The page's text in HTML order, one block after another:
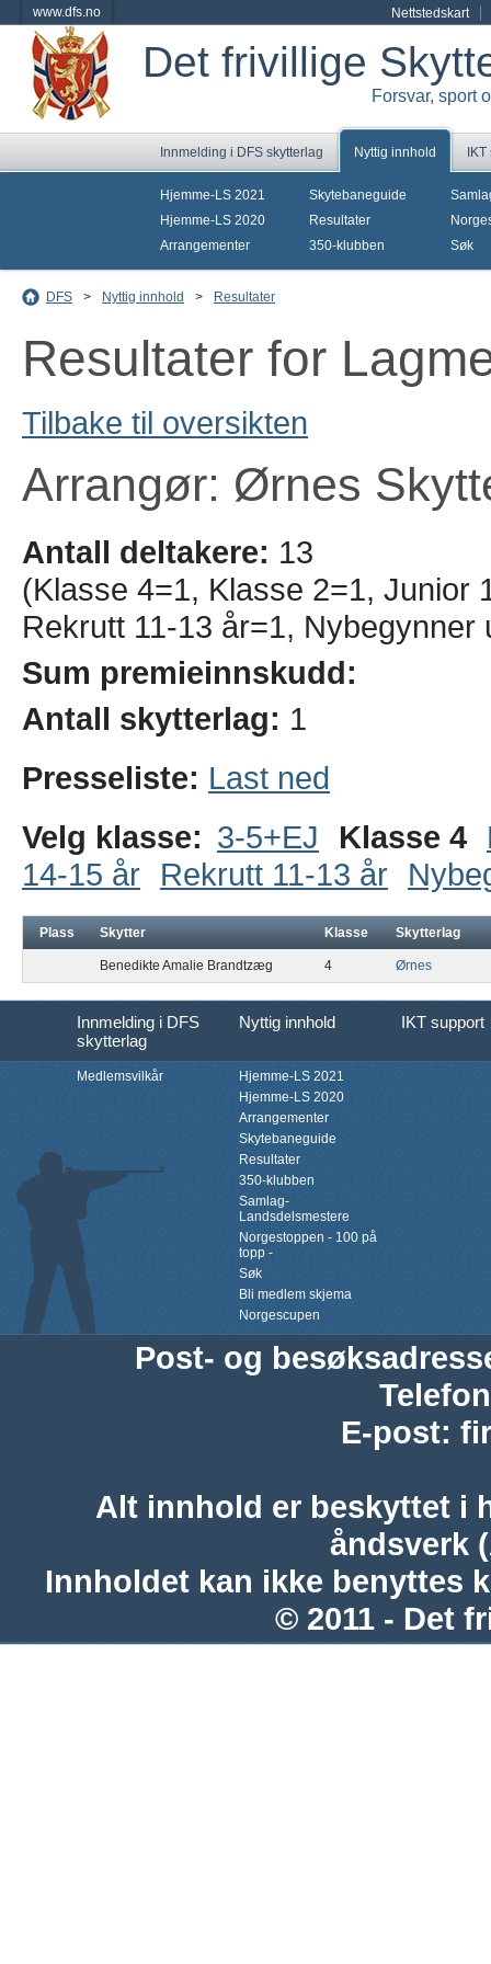
www.dfs.no Nettstedskart
Det frivillige
Forsvar, sport
Innmelding i DFS skytterlag Nyttig innhold
Hjemme-LS 2021
Hjemme-LS 2020
Arrangementer
Skytebaneguide
Resultater
350-klubben
Søk
DFS > Nyttig innhold > Resultater
Resultater for
Tilbake til oversikten
Arrangør: Ørnes
Antall deltakere: 13
(Klasse 4=1, Klasse 2=1, Junior
Rekrutt 11-13 år=1,
Sum premieinnskudd:
Antall skytterlag: 1
Presseliste: Last ned
Velg klasse: 3-5+EJ Klasse 4
14-15 år
Rekrutt 11-13 år
Plass Skytter Klasse Skytterlag
Benedikte Amalie Brandtzæg 4 Ørnes
Innmelding i DFS
skytterlag
Nyttig innhold IKT support
Medlemsvilkår
Hjemme-LS 2021
Hjemme-LS 2020
Arrangementer
Skytebaneguide
Resultater
350-klubben
Samlag-
Landsdelsmestere
Norgestoppen - 100 på
topp -
Søk
Bli medlem skjema
Norgescupen
Post- og
Telefon
E-post:
Alt innhold er beskyttet i
åndsverk
Innholdet kan ikke benyttes
© 2011 - Det